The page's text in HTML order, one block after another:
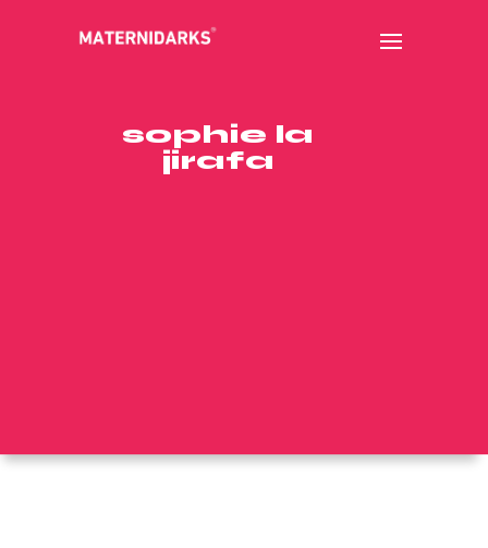
sophie la
jirafa